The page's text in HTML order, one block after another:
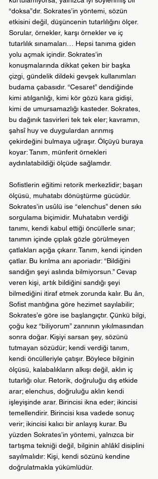
“doksa”dır. Sokrates’in yöntemi, sözün
etkisini değil, düşüncenin tutarlılığını ölçer.
Sorular, örnekler, karşı örnekler ve iç
tutarlılık sınamaları… Hepsi tanıma giden
yolu açmak içindir. Sokrates’in
konuşmalarında dikkat çeken bir başka
çizgi, gündelik dildeki gevşek kullanımları
budama çabasıdır. “Cesaret” dendiğinde
kimi atılganlığı, kimi kör gözü kara gidişi,
kimi de umursamazlığı kasteder. Sokrates,
bu dağınık tasvirleri tek tek eler; kavramın,
şahsî huy ve duygulardan arınmış
çekirdeğini bulmaya uğraşır. Ölçüyü buraya
koyar: Tanım, münferit örnekleri
aydınlatabildiği ölçüde sağlamdır.
Sofistlerin eğitimi retorik merkezlidir; başarı
ölçüsü, muhatabı dönüştürme gücüdür.
Sokrates’in usûlü ise “elenchus” denen sıkı
sorgulama biçimidir. Muhatabın verdiği
tanımı, kendi kabul ettiği öncüllerle sınar;
tanımın içinde çıplak gözle görülmeyen
çatlakları açığa çıkarır. Tanım, kendi içinden
çatlar. Bu kırılma anı aporiadır: “Bildiğini
sandığın şeyi aslında bilmiyorsun.” Cevap
veren kişi, artık bildiğini sandığı şeyi
bilmediğini itiraf etmek zorunda kalır. Bu ân,
Sofist mantığına göre hezimet sayılabilir;
Sokrates’e göre ise başlangıçtır. Çünkü bilgi,
çoğu kez “biliyorum” zannının yıkılmasından
sonra doğar. Kişiyi sarsan şey, sözünü
tutmayan sözüdür; kendi verdiği tanım,
kendi öncülleriyle çatışır. Böylece bilginin
ölçüsü, kalabalıkların alkışı değil, aklın iç
tutarlığı olur. Retorik, doğruluğu dış etkide
arar; elenchus, doğruluğu aklın kendi
işleyişinde arar. Birincisi ikna eder; ikincisi
temellendirir. Birincisi kısa vadede sonuç
verir; ikincisi kalıcı bir anlayış kurar. Bu
yüzden Sokrates’in yöntemi, yalnızca bir
tartışma tekniği değil, bilginin ahlâkî disiplini
sayılmalıdır: Kişi, kendi sözünü kendine
doğrulatmakla yükümlüdür.